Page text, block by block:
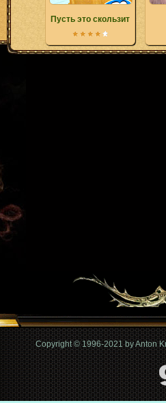
Пусть это скользит
Copyright © 1996-2021 by Anton